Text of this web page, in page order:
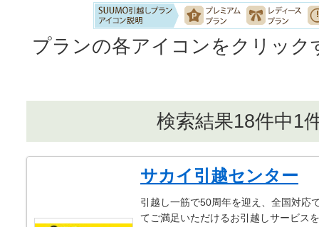
プランの各アイコンをクリッ
検索結果18件中1
サカイ引越センター
引越し一筋で50周年を迎え、全国対応
てご満足いただけるお引越しサービス